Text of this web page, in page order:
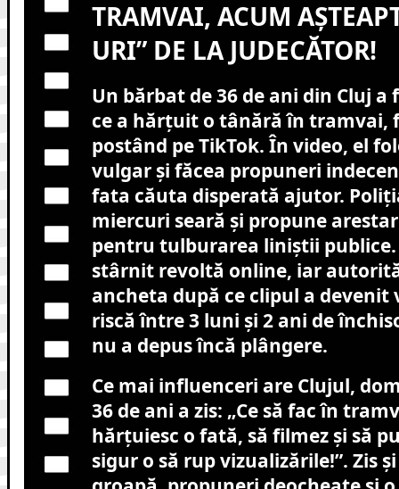
TRAMVAI, ACUM
URI” DE LA JUDECĂTOR!
Un bărbat de 36 de ani din Cluj
ce a hărțuit o tânără în tramvai,
postând pe TikTok. În video, el
vulgar și făcea propuneri
fata căuta disperată ajutor.
miercuri seară și propune
pentru tulburarea liniștii
stârnit revoltă online, iar
ancheta după ce clipul a devenit
riscă între 3 luni și 2 ani de
nu a depus încă plângere.
Ce mai influenceri are Clujul,
36 de ani a zis: „Ce să fac în
hărțuiesc o fată, să filmez și să
sigur o să rup vizualizările!”. Zis